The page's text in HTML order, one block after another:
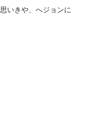
いきや、へジョンに